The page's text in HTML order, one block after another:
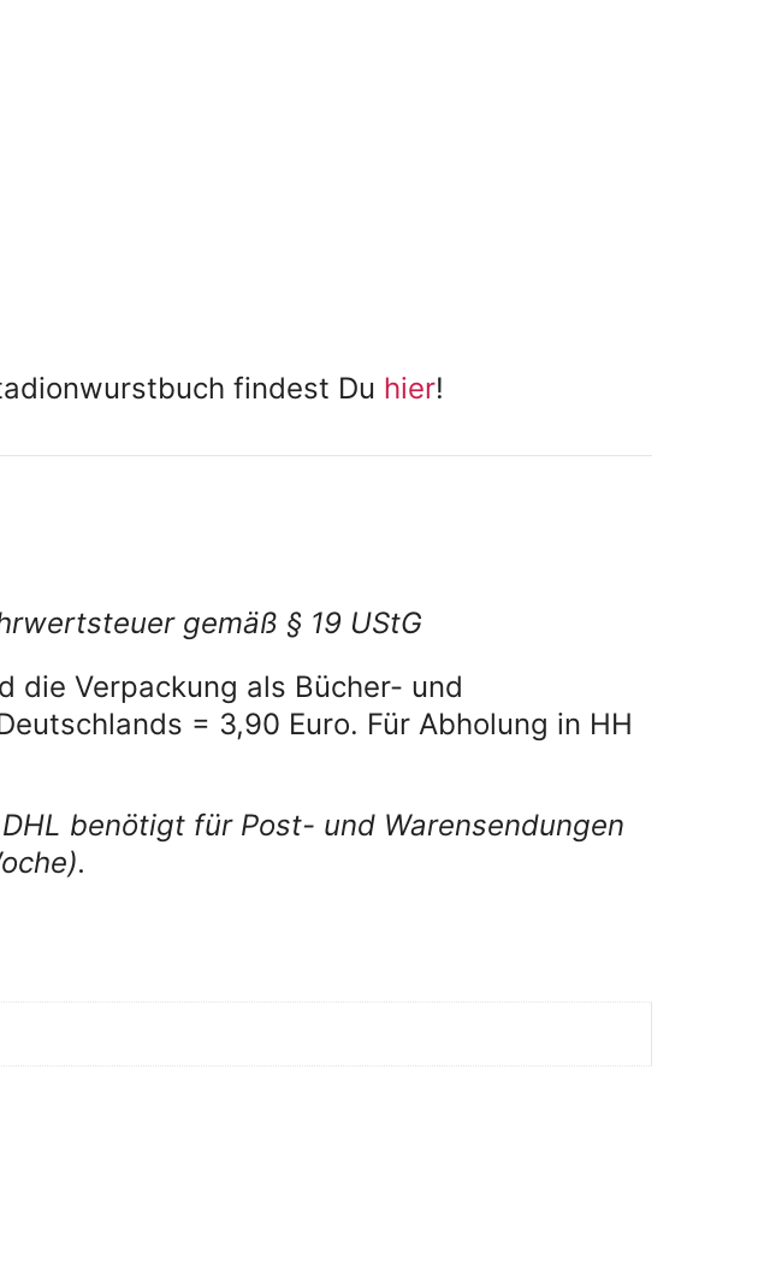
findest Du hier!
gemäß § 19 UStG
die Verpackung als Bücher- und
= 3,90 Euro. Für Abholung in HH
benötigt für Post- und Warensendungen